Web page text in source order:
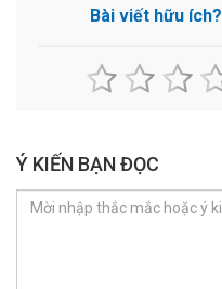
Bài viết hữu ích?
Ý KIẾN BẠN ĐỌC